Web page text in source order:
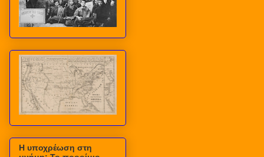
Η υποχρέωση στη